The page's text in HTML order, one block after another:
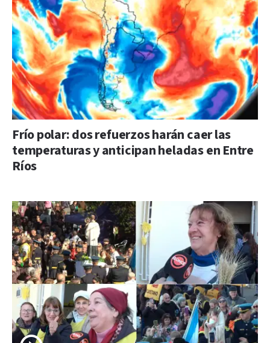
Frío polar: dos refuerzos harán caer las
temperaturas y anticipan heladas en Entre
Ríos